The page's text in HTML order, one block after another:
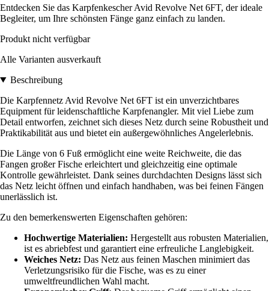
Entdecken Sie das Karpfenkescher Avid Revolve Net 6FT, der ideale
Begleiter, um Ihre schönsten Fänge ganz einfach zu landen.
Produkt nicht verfügbar
Alle Varianten ausverkauft
Beschreibung
Die Karpfennetz Avid Revolve Net 6FT ist ein unverzichtbares
Equipment für leidenschaftliche Karpfenangler. Mit viel Liebe zum
Detail entworfen, zeichnet sich dieses Netz durch seine Robustheit und
Praktikabilität aus und bietet ein außergewöhnliches Angelerlebnis.
Die Länge von 6 Fuß ermöglicht eine weite Reichweite, die das
Fangen großer Fische erleichtert und gleichzeitig eine optimale
Kontrolle gewährleistet. Dank seines durchdachten Designs lässt sich
das Netz leicht öffnen und einfach handhaben, was bei feinen Fängen
unerlässlich ist.
Zu den bemerkenswerten Eigenschaften gehören:
Hochwertige Materialien: Hergestellt aus robusten Materialien,
ist es abriebfest und garantiert eine erfreuliche Langlebigkeit.
Weiches Netz: Das Netz aus feinen Maschen minimiert das
Verletzungsrisiko für die Fische, was es zu einer
umweltfreundlichen Wahl macht.